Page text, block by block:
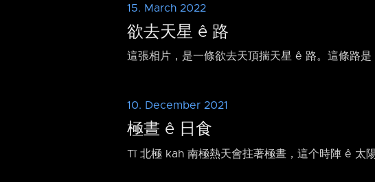
15. March 2022
欲去天星 ê 路
這張相片，是一條欲去天頂揣天星 ê 路。這條路
10. December 2021
極晝 ê 日食
Tī 北極 kah 南極熱天會拄著極晝，這个時陣 ê 太